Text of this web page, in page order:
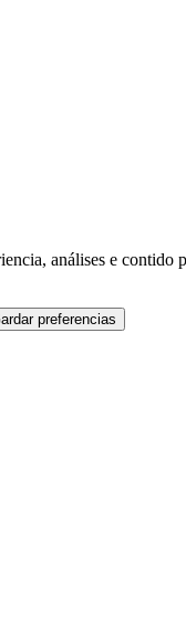
análises e
preferencias